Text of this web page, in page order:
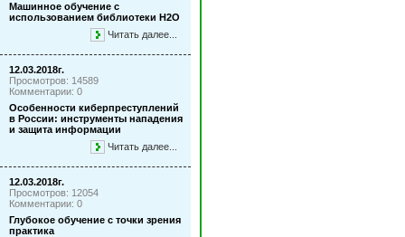
Машинное обучение с
использованием библиотеки Н2О
Читать далее...
12.03.2018г.
Просмотров: 14589
Комментарии: 0
Особенности киберпреступлений
в России: инструменты нападения
и защита информации
Читать далее...
12.03.2018г.
Просмотров: 12054
Комментарии: 0
Глубокое обучение с точки зрения
практика